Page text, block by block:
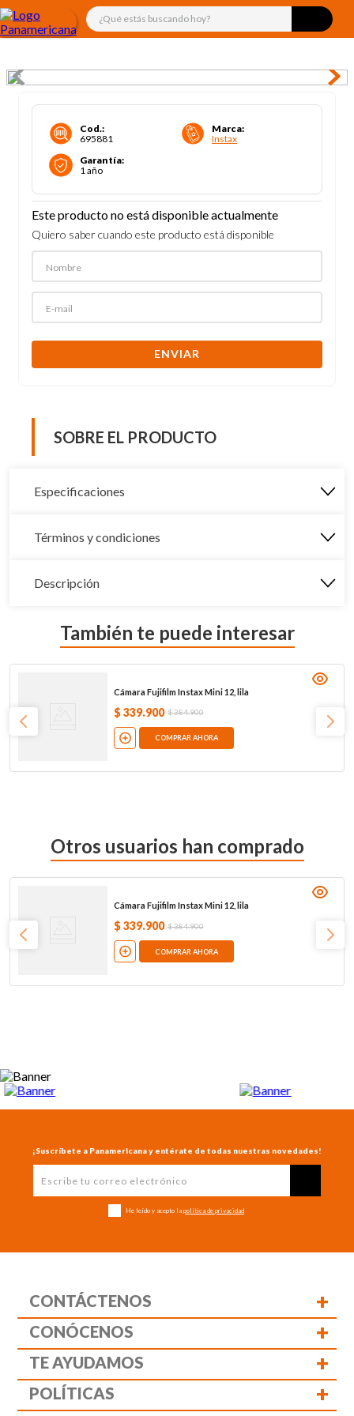
¿Qué estás buscando hoy?
Cod.:
695881
Marca:
Instax
Garantía:
1 año
Este producto no está disponible actualmente
Quiero saber cuando este producto está disponible
ENVIAR
SOBRE EL PRODUCTO
Especificaciones
Términos y condiciones
Descripción
También te puede interesar
Cámara Fujifilm Instax Mini 12, lila
$ 339.900 $384.900
COMPRAR AHORA
Otros usuarios han comprado
Cámara Fujifilm Instax Mini 12, lila
$ 339.900 $384.900
COMPRAR AHORA
¡Suscríbete a Panamericana y entérate de todas nuestras novedades!
He leído y acepto la política de privacidad
CONTÁCTENOS +
CONÓCENOS +
TE AYUDAMOS +
POLÍTICAS +